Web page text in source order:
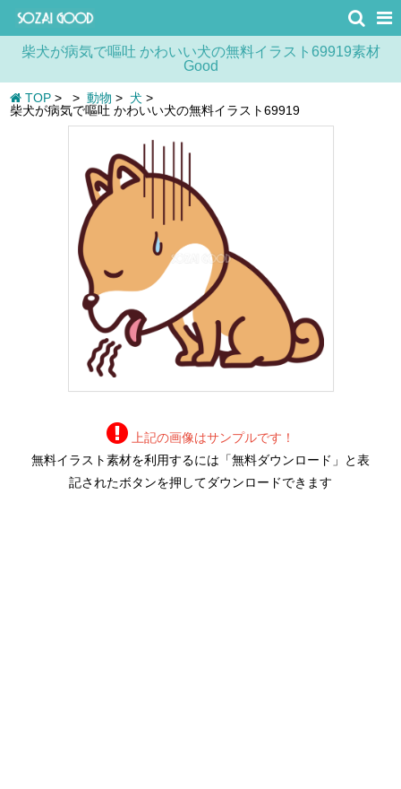
柴犬が病気で嘔吐 かわいい犬の無料イラスト69919素材
Good
TOP > > 動物 > 犬 >
柴犬が病気で嘔吐 かわいい犬の無料イラスト69919
上記の画像はサンプルです！
無料イラスト素材を利用するには「無料ダウンロード」と表
記されたボタンを押してダウンロードできます